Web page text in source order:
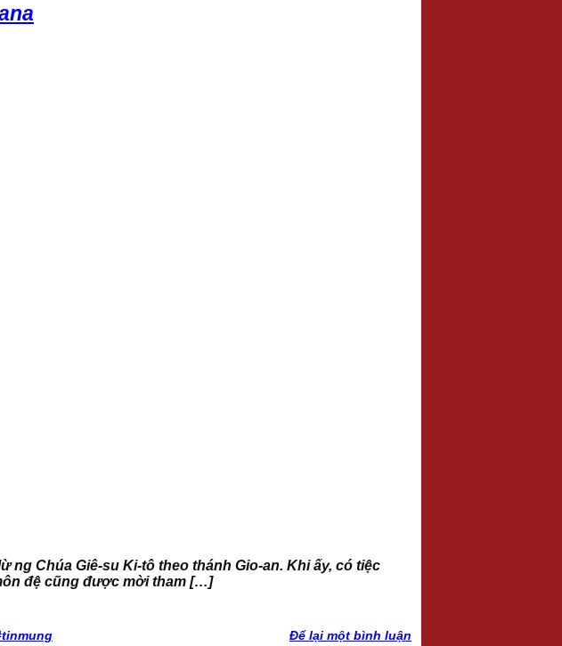
ng Chúa Giê-su Ki-tô theo thánh Gio-an. Khi ấy, có tiệc
đệ cũng được mời tham […]
Để lại một bình luận